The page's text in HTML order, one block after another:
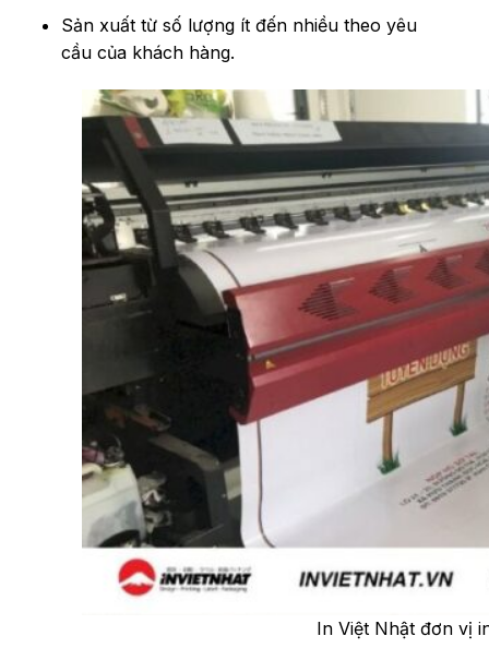
Sản xuất từ số lượng ít đến nhiều theo yêu
cầu của khách hàng.
In Việt Nhật đơn vị